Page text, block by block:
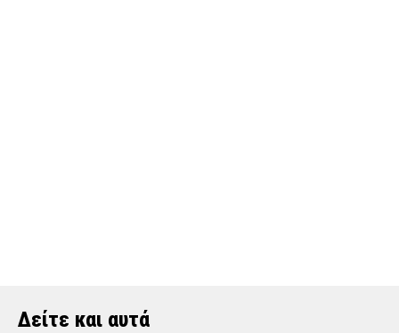
Δείτε και αυτά